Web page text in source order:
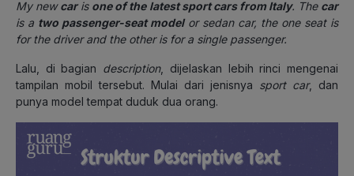
My newcaris one of the latest sport cars from Italy. The car
is a two passenger-seat modelor sedan car, the one seat is
for the driver and the other is for a single passenger.
Lalu, di bagian description, dijelaskan lebih rinci mengenai
tampilan mobil tersebut. Mulai dari jenisnya sport car, dan
punya model tempat duduk dua orang.